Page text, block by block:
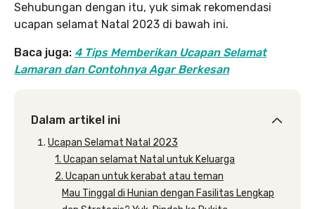
Sehubungan dengan itu, yuk simak rekomendasi
ucapan selamat Natal 2023 di bawah ini.
Baca juga: 4 Tips Memberikan Ucapan Selamat
Lamaran dan Contohnya Agar Berkesan
Dalam artikel ini
Ucapan Selamat Natal 2023
1. Ucapan selamat Natal untuk Keluarga
2. Ucapan untuk kerabat atau teman
Mau Tinggal di Hunian dengan Fasilitas Lengkap